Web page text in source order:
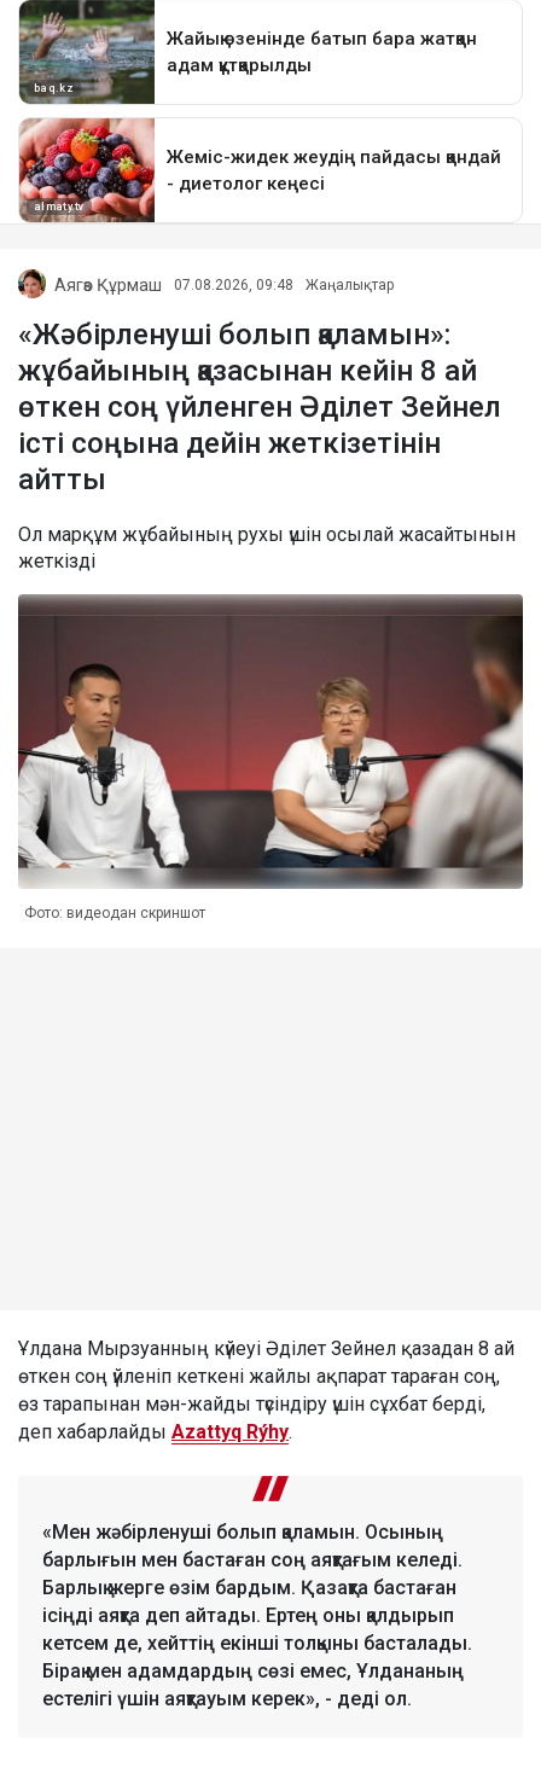
Аягөз Құрмаш 07.08.2026, 09:48 Жаңалықтар
«Жәбірленуші болып қаламын»:
жұбайының қазасынан кейін 8 ай
өткен соң үйленген Әділет Зейнел
істі соңына дейін жеткізетінін
айтты
Ол марқұм жұбайының рухы үшін осылай жасайтынын
жеткізді
Фото: видеодан скриншот
Ұлдана Мырзуанның күйеуі Әділет Зейнел қазадан 8 ай
өткен соң үйленіп кеткені жайлы ақпарат тараған соң,
өз тарапынан мән-жайды түсіндіру үшін сұхбат берді,
деп хабарлайды Azattyq Rýhy.
«Мен жәбірленуші болып қаламын. Осының
барлығын мен бастаған соң аяқтағым келеді.
Барлық жерге өзім бардым. Қазақта бастаған
ісіңді аяқта деп айтады. Ертең оны қалдырып
кетсем де, хейттің екінші толқыны басталады.
Бірақ мен адамдардың сөзі емес, Ұлдананың
естелігі үшін аяқтауым керек», - деді ол.